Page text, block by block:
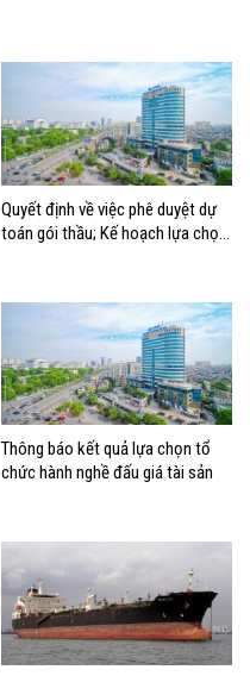
Quyết định về việc phê duyệt dự
toán gói thầu; Kế hoạch lựa chọn
ty Hàng hải Việt Nam – CTCP
Thông báo kết quả lựa chọn tổ
chức hành nghề đấu giá tài sản